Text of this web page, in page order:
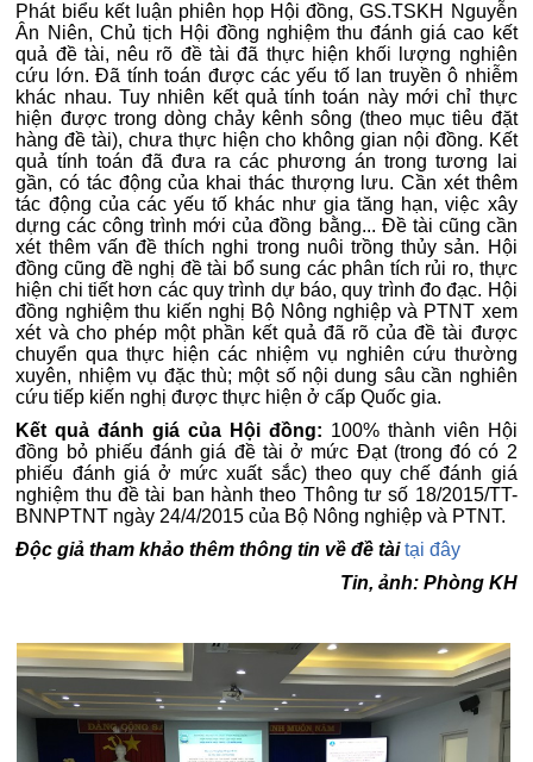
Phát biểu kết luận phiên họp Hội đồng, GS.TSKH Nguyễn
Ân Niên, Chủ tịch Hội đồng nghiệm thu đánh giá cao kết
quả đề tài, nêu rõ đề tài đã thực hiện khối lượng nghiên
cứu lớn. Đã tính toán được các yếu tố lan truyền ô nhiễm
khác nhau. Tuy nhiên kết quả tính toán này mới chỉ thực
hiện được trong dòng chảy kênh sông (theo mục tiêu đặt
hàng đề tài), chưa thực hiện cho không gian nội đồng. Kết
quả tính toán đã đưa ra các phương án trong tương lai
gần, có tác động của khai thác thượng lưu. Cần xét thêm
tác động của các yếu tố khác như gia tăng hạn, việc xây
dựng các công trình mới của đồng bằng... Đề tài cũng cần
xét thêm vấn đề thích nghi trong nuôi trồng thủy sản. Hội
đồng cũng đề nghị đề tài bổ sung các phân tích rủi ro, thực
hiện chi tiết hơn các quy trình dự báo, quy trình đo đạc. Hội
đồng nghiệm thu kiến nghị Bộ Nông nghiệp và PTNT xem
xét và cho phép một phần kết quả đã rõ của đề tài được
chuyển qua thực hiện các nhiệm vụ nghiên cứu thường
xuyên, nhiệm vụ đặc thù; một số nội dung sâu cần nghiên
cứu tiếp kiến nghị được thực hiện ở cấp Quốc gia.
Kết quả đánh giá của Hội đồng: 100% thành viên Hội
đồng bỏ phiếu đánh giá đề tài ở mức Đạt (trong đó có 2
phiếu đánh giá ở mức xuất sắc) theo quy chế đánh giá
nghiệm thu đề tài ban hành theo Thông tư số 18/2015/TT-
BNNPTNT ngày 24/4/2015 của Bộ Nông nghiệp và PTNT.
Độc giả tham khảo thêm thông tin về đề tài tại đây
Tin, ảnh: Phòng KH